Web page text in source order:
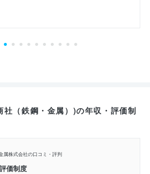
社（鉄鋼・金属）)の年収・評価制
属株式会社の口コミ・評判
価制度